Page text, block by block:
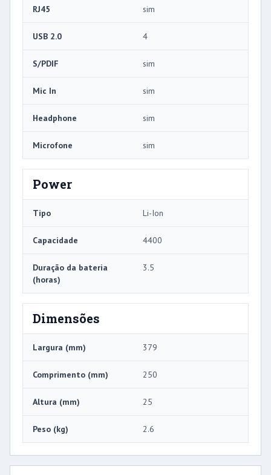
RJ45 sim
USB 2.0 4
S/PDIF sim
Mic In sim
Headphone sim
Microfone sim
Power
Tipo Li-Ion
Capacidade 4400
Duração da bateria
(horas)
3.5
Dimensões
Largura (mm) 379
Comprimento (mm) 250
Altura (mm) 25
Peso (kg) 2.6